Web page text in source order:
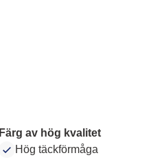
Färg av hög kvalitet
Hög täckförmåga